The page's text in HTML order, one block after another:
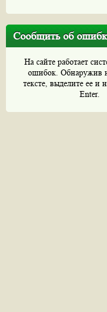
Сообщить об
На сайте работает
ошибок. Обнаружив
тексте, выделите ее и
Enter.